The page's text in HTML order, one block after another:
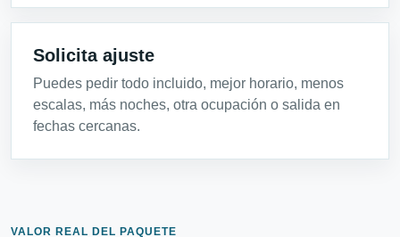
Solicita ajuste
Puedes pedir todo incluido, mejor horario, menos
escalas, más noches, otra ocupación o salida en
fechas cercanas.
VALOR REAL DEL PAQUETE